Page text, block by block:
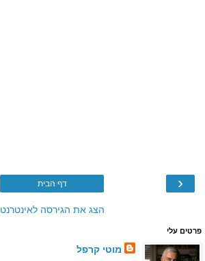
‹ דף הבית
הצג את הגירסה לאינטרנט
פרטים עלי
מוטי קרפל